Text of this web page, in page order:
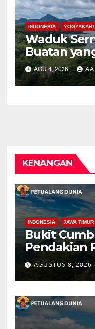
INDONESIA
Waduk
Buatan
Perbukitan
Progo
AGU 4, 2026
KENANGAN
INDONESIA JAWA TIMUR
Bukit
Pendakian
Panorama
AGUSTUS 8, 2026